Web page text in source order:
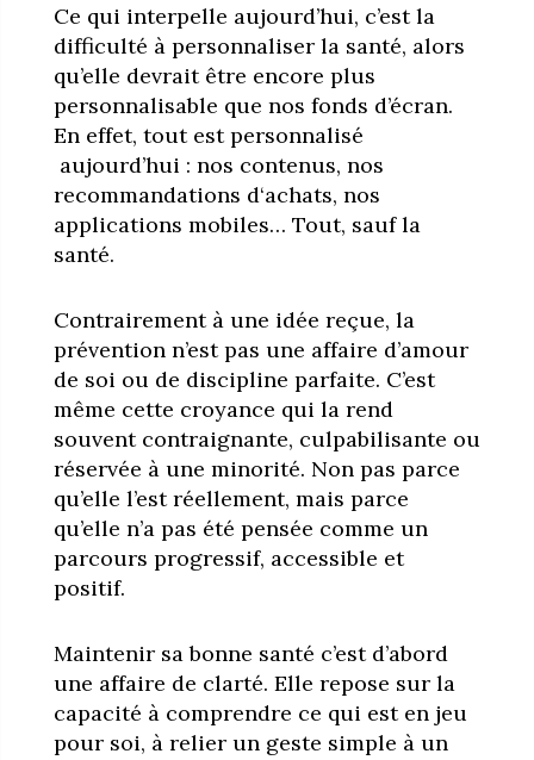
Ce qui interpelle aujourd’hui, c’est la
difficulté à personnaliser la santé, alors
qu’elle devrait être encore plus
personnalisable que nos fonds d’écran.
En effet, tout est personnalisé
aujourd’hui : nos contenus, nos
recommandations d‘achats, nos
applications mobiles… Tout, sauf la
santé.
Contrairement à une idée reçue, la
prévention n’est pas une affaire d’amour
de soi ou de discipline parfaite. C’est
même cette croyance qui la rend
souvent contraignante, culpabilisante ou
réservée à une minorité. Non pas parce
qu’elle l’est réellement, mais parce
qu’elle n’a pas été pensée comme un
parcours progressif, accessible et
positif.
Maintenir sa bonne santé c’est d’abord
une affaire de clarté. Elle repose sur la
capacité à comprendre ce qui est en jeu
pour soi, à relier un geste simple à un